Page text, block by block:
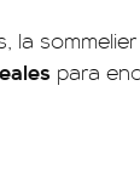
la
para